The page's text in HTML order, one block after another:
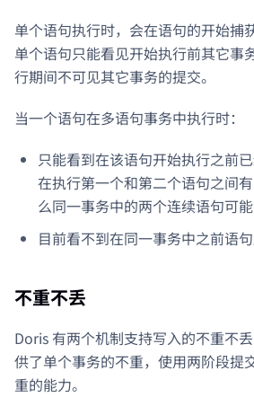
单个语句执行时，会在语句的开始捕
单个语句只能看见开始执行前其它事
行期间不可见其它事务的提交。
当一个语句在多语句事务中执行时：
只能看到在该语句开始执行之前
在执行第一个和第二个语句之间
么同一事务中的两个连续语句可
目前看不到在同一事务中之前语句
不重不丢
Doris 有两个机制支持写入的不重不
供了单个事务的不重，使用两阶段提
重的能力。